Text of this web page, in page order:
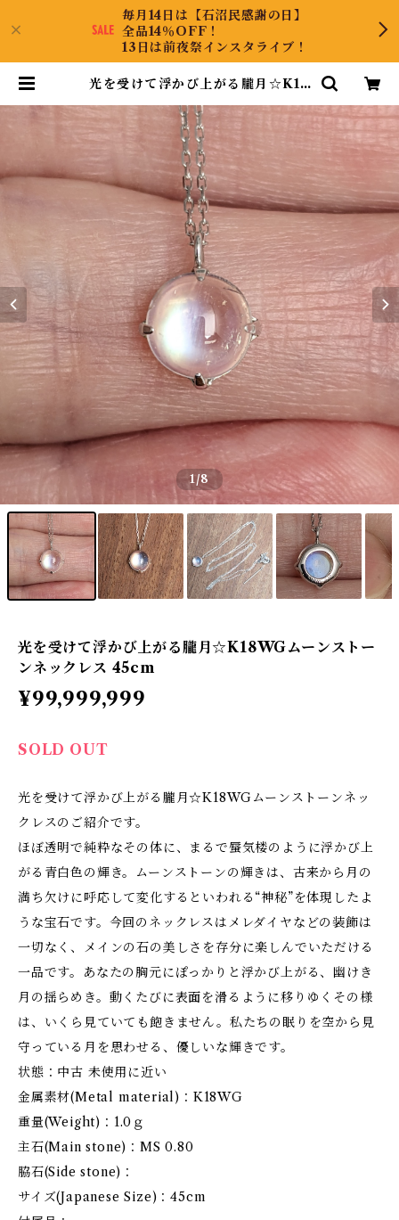
毎月14日は【石沼民感謝の日】
全品14％OFF！
13日は前夜祭インスタライブ！
光を受けて浮かび上がる朧月☆K18
m | CollectJewel
1/8
光を受けて浮かび上がる朧月☆K18WGムーンストー
ンネックレス 45cm
¥99,999,999
SOLD OUT
光を受けて浮かび上がる朧月☆K18WGムーンストーンネッ
クレスのご紹介です。
ほぼ透明で純粋なその体に、まるで蜃気楼のように浮かび上
がる青白色の輝き。ムーンストーンの輝きは、古来から月の
満ち欠けに呼応して変化するといわれる“神秘”を体現したよ
うな宝石です。今回のネックレスはメレダイヤなどの装飾は
一切なく、メインの石の美しさを存分に楽しんでいただける
一品です。あなたの胸元にぽっかりと浮かび上がる、幽けき
月の揺らめき。動くたびに表面を滑るように移りゆくその様
は、いくら見ていても飽きません。私たちの眠りを空から見
守っている月を思わせる、優しいな輝きです。
状態：中古 未使用に近い
金属素材(Metal material)：K18WG
重量(Weight)：1.0ｇ
主石(Main stone)：MS 0.80
脇石(Side stone)：
サイズ(Japanese Size)：45cm